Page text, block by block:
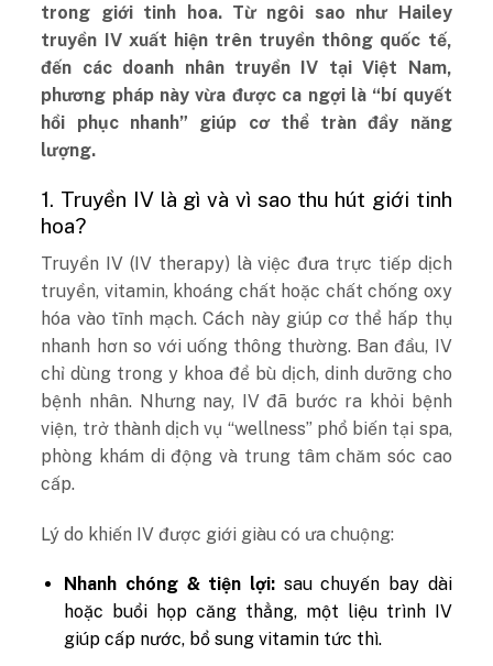
trong giới tinh hoa. Từ ngôi sao như Hailey
truyền IV xuất hiện trên truyền thông quốc tế,
đến các doanh nhân truyền IV tại Việt Nam,
phương pháp này vừa được ca ngợi là “bí quyết
hồi phục nhanh” giúp cơ thể tràn đầy năng
lượng.
1. Truyền IV là gì và vì sao thu hút giới tinh
hoa?
Truyền IV (IV therapy) là việc đưa trực tiếp dịch
truyền, vitamin, khoáng chất hoặc chất chống oxy
hóa vào tĩnh mạch. Cách này giúp cơ thể hấp thụ
nhanh hơn so với uống thông thường. Ban đầu, IV
chỉ dùng trong y khoa để bù dịch, dinh dưỡng cho
bệnh nhân. Nhưng nay, IV đã bước ra khỏi bệnh
viện, trở thành dịch vụ “wellness” phổ biến tại spa,
phòng khám di động và trung tâm chăm sóc cao
cấp.
Lý do khiến IV được giới giàu có ưa chuộng:
Nhanh chóng & tiện lợi:sau chuyến bay dài
hoặc buổi họp căng thẳng, một liệu trình IV
giúp cấp nước, bổ sung vitamin tức thì.